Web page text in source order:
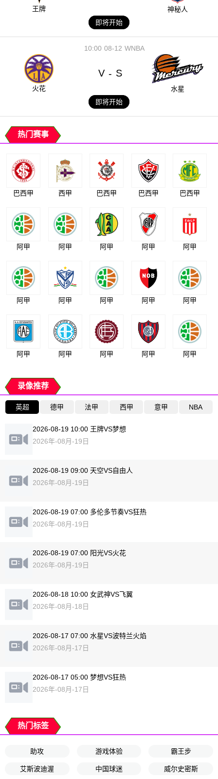
王牌
神秘人
即将开始
08-12
10:00 WNBA
火花
V - S
水星
即将开始
热门赛事
巴西甲 西甲 巴西甲 巴西甲 巴西甲
阿甲 阿甲 阿甲 阿甲 阿甲
阿甲 阿甲 阿甲 阿甲 阿甲
阿甲 阿甲 阿甲 阿甲 阿甲
录像推荐
英超 德甲 法甲 西甲 意甲 NBA
2026-08-19 10:00 王牌VS梦想
2026年-08月-19日
2026-08-19 09:00 天空VS自由人
2026年-08月-19日
2026-08-19 07:00 多伦多节奏VS狂热
2026年-08月-19日
2026-08-19 07:00 阳光VS火花
2026年-08月-19日
2026-08-18 10:00 女武神VS飞翼
2026年-08月-18日
2026-08-17 07:00 水星VS波特兰火焰
2026年-08月-17日
2026-08-17 05:00 梦想VS狂热
2026年-08月-17日
热门标签
助攻 游戏体验 霸王步
艾斯波迪渥 中国球迷 威尔史密斯